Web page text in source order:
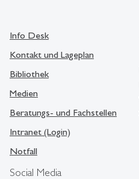
Social Media
Info Desk
Kontakt und Lageplan
Bibliothek
Medien
Beratungs- und Fachstellen
Intranet (Login)
Notfall